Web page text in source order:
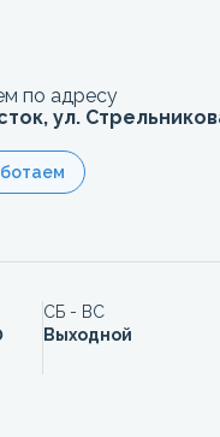
по адресу
ул.
СБ - ВС
Выходной